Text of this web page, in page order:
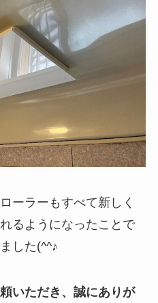
ーラーもすべて新しく
るようになったことで
した(^^♪
いただき、誠にありが